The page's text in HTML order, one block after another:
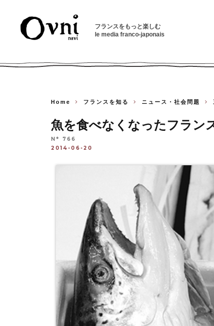
フランスをもっと楽しむ
le media franco-japonais
Home フランスを知る ニュース・社会問題
魚を食べなくなったフラン
N° 766
2014-06-20